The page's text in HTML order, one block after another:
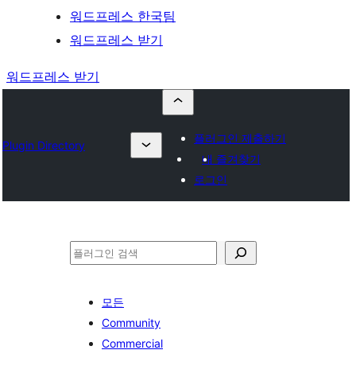
워드프레스 한국팀
워드프레스 받기
워드프레스 받기
Plugin Directory
플러그인 제출하기
내 즐겨찾기
로그인
검
모든
Community
Commercial